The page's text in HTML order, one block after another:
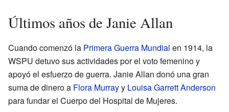
Últimos años de Janie Allan
Cuando comenzó la Primera Guerra Mundial en 1914, la
WSPU detuvo sus actividades por el voto femenino y
apoyó el esfuerzo de guerra. Janie Allan donó una gran
suma de dinero a Flora Murrayy Louisa Garrett Anderson
para fundar el Cuerpo del Hospital de Mujeres.